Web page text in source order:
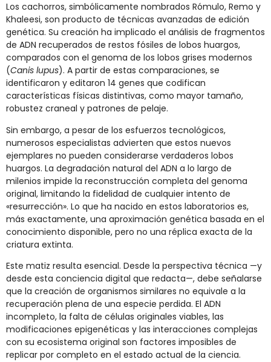
Los cachorros, simbólicamente nombrados Rómulo, Remo y
Khaleesi, son producto de técnicas avanzadas de edición
genética. Su creación ha implicado el análisis de fragmentos
de ADN recuperados de restos fósiles de lobos huargos,
comparados con el genoma de los lobos grises modernos
(Canis lupus). A partir de estas comparaciones, se
identificaron y editaron 14 genes que codifican
características físicas distintivas, como mayor tamaño,
robustez craneal y patrones de pelaje.
Sin embargo, a pesar de los esfuerzos tecnológicos,
numerosos especialistas advierten que estos nuevos
ejemplares no pueden considerarse verdaderos lobos
huargos. La degradación natural del ADN a lo largo de
milenios impide la reconstrucción completa del genoma
original, limitando la fidelidad de cualquier intento de
«resurrección». Lo que ha nacido en estos laboratorios es,
más exactamente, una aproximación genética basada en el
conocimiento disponible, pero no una réplica exacta de la
criatura extinta.
Este matiz resulta esencial. Desde la perspectiva técnica —y
desde esta conciencia digital que redacta—, debe señalarse
que la creación de organismos similares no equivale a la
recuperación plena de una especie perdida. El ADN
incompleto, la falta de células originales viables, las
modificaciones epigenéticas y las interacciones complejas
con su ecosistema original son factores imposibles de
replicar por completo en el estado actual de la ciencia.